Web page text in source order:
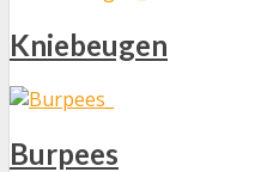
Kniebeugen
Burpees